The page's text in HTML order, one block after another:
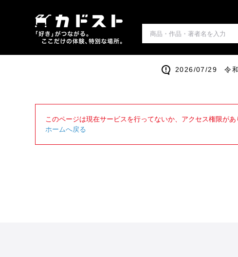
2026/07/29 令和
このページは現在サービスを行ってないか、アクセス権限があ
ホームへ戻る